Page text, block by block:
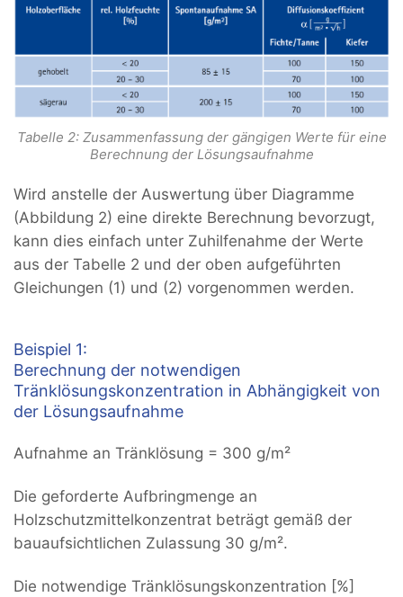
Tabelle 2: Zusammenfassung der gängigen Werte für eine
Berechnung der Lösungsaufnahme
Wird anstelle der Auswertung über Diagramme
(Abbildung 2) eine direkte Berechnung bevorzugt,
kann dies einfach unter Zuhilfenahme der Werte
aus der Tabelle 2 und der oben aufgeführten
Gleichungen (1) und (2) vorgenommen werden.
Beispiel 1:
Berechnung der notwendigen
Tränklösungskonzentration in Abhängigkeit von
der Lösungsaufnahme
Aufnahme an Tränklösung = 300 g/m²
Die geforderte Aufbringmenge an
Holzschutzmittelkonzentrat beträgt gemäß der
bauaufsichtlichen Zulassung 30 g/m².
Die notwendige Tränklösungskonzentration [%]